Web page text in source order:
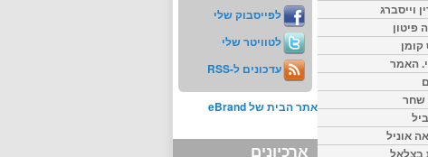
לפייסבוק שלי
לטוויטר שלי
עדכונים ל-RSS
אתר הבית של eBrand
ארכיונים
וייסברג
פיטון
האמר
שחר
אוניל
בצלאל